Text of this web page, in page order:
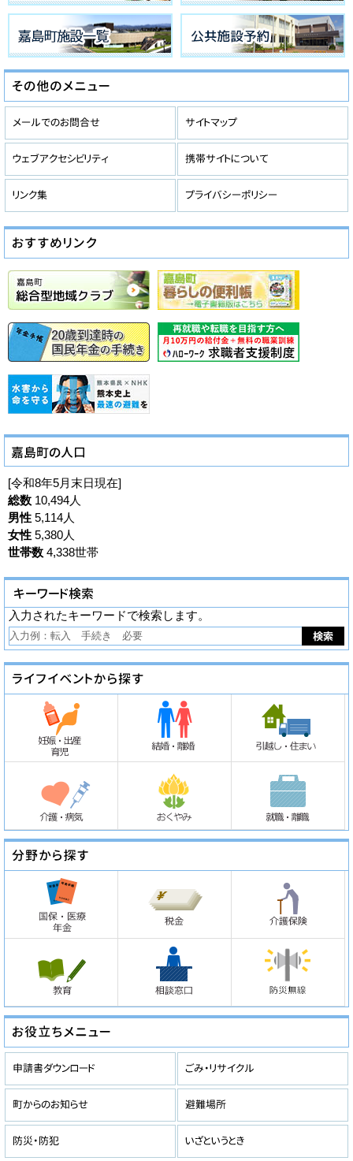
[令和8年5月末日現在]
総数 10,494人
男性 5,114人
女性 5,380人
世帯数 4,338世帯
入力されたキーワードで検索します。